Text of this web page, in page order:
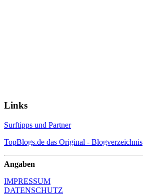
Links
Surftipps und Partner
TopBlogs.de das Original - Blogverzeichnis
Angaben
IMPRESSUM
DATENSCHUTZ